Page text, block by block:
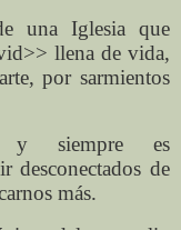
una Iglesia que
llena de vida,
por sarmientos
y siempre es
desconectados de
más.